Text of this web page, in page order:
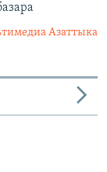
Азаттыка